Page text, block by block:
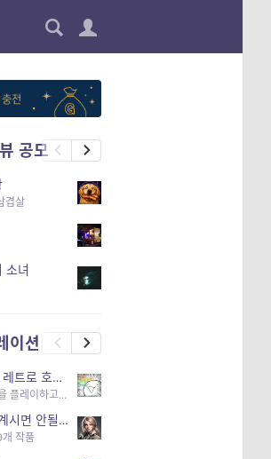
공모
겹살
소녀
이션
이규락 작가님의 레트로 호러 리뷰
있어> 외 3개 작품
선생님, 거기 서 계시면 안될 것 같은데요-역할 클리셰를 비튼 작품들
작품